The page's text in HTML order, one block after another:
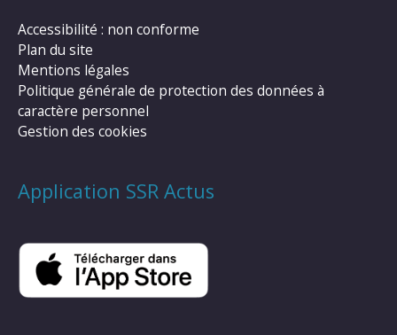
Accessibilité : non conforme
Plan du site
Mentions légales
Politique générale de protection des données à
caractère personnel
Gestion des cookies
Application SSR Actus